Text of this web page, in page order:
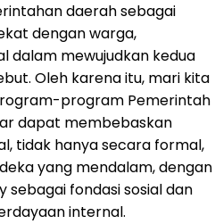
daerah sebagai
dengan warga,
dalam mewujudkan kedua
Oleh karena itu, mari kita
program Pemerintah
dapat membebaskan
tidak hanya secara formal,
yang mendalam, dengan
fondasi sosial dan
internal.